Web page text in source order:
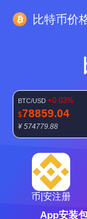
比特币价
BTC/USD +0.03%
$78859.04
¥ 574779.88
103.8125
¥ 756.66
币|安注册
App安装